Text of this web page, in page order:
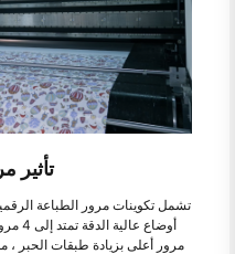
تأثير
مرور أعلى بزيادة طبقات الحبر ،